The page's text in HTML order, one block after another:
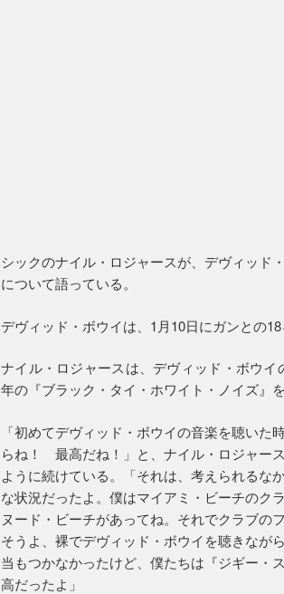
シックのナイル・ロジャースが、デヴィッド
について語っている。
デヴィッド・ボウイは、1月10日にガンとの
ナイル・ロジャースは、デヴィッド・ボウ
年の『ブラック・タイ・ホワイト・ノイズ』
「初めてデヴィッド・ボウイの音楽を聴い
らね！ 最高だね！」と、ナイル・ロジャー
ように続けている。「それは、考えられるな
な状況だったよ。僕はマイアミ・ビーチのク
ヌード・ビーチがあってね。それでクラブの
そうよ、裸でデヴィッド・ボウイを聴きなが
当もつかなかったけど、僕たちは『ジギー・
高だったよ」